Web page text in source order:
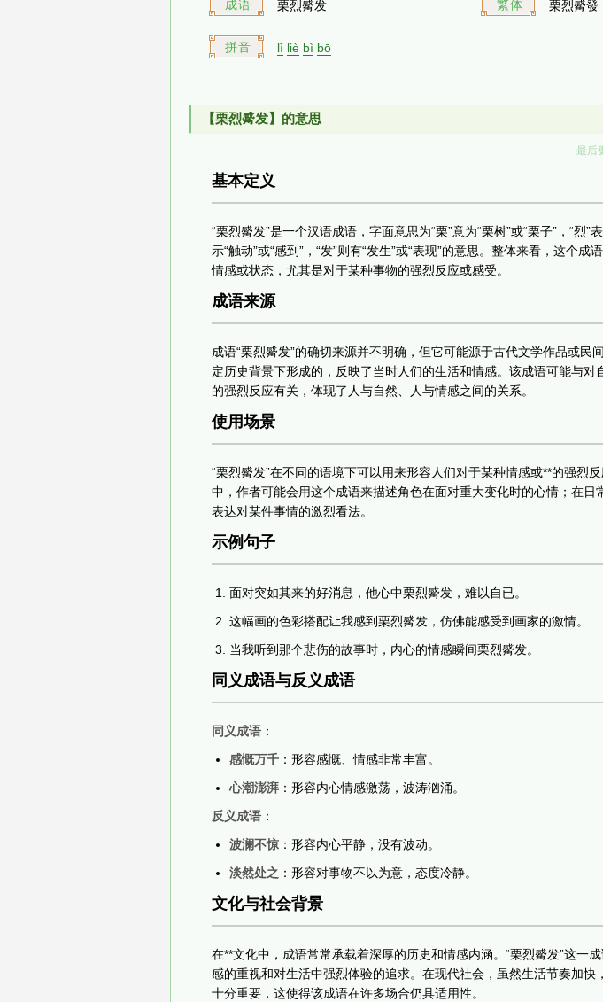
成语 栗烈觱发 繁体 栗烈觱發
拼音 lì liè bì bō
【栗烈觱发】的意思
最后
基本定义
“栗烈觱发”是一个汉语成语，字面意思为“栗”意为“栗树”或“栗子”，“烈”
示“触动”或“感到”，“发”则有“发生”或“表现”的意思。整体来看，这个成
情感或状态，尤其是对于某种事物的强烈反应或感受。
成语来源
成语“栗烈觱发”的确切来源并不明确，但它可能源于古代文学作品或民
定历史背景下形成的，反映了当时人们的生活和情感。该成语可能与对
的强烈反应有关，体现了人与自然、人与情感之间的关系。
使用场景
“栗烈觱发”在不同的语境下可以用来形容人们对于某种情感或**的强烈
中，作者可能会用这个成语来描述角色在面对重大变化时的心情；在日
表达对某件事情的激烈看法。
示例句子
面对突如其来的好消息，他心中栗烈觱发，难以自已。
这幅画的色彩搭配让我感到栗烈觱发，仿佛能感受到画家的激情。
当我听到那个悲伤的故事时，内心的情感瞬间栗烈觱发。
同义成语与反义成语
同义成语 ：
感慨万千 ：形容感慨、情感非常丰富。
心潮澎湃 ：形容内心情感激荡，波涛汹涌。
反义成语 ：
波澜不惊 ：形容内心平静，没有波动。
淡然处之 ：形容对事物不以为意，态度冷静。
文化与社会背景
在**文化中，成语常常承载着深厚的历史和情感内涵。“栗烈觱发”这一
感的重视和对生活中强烈体验的追求。在现代社会，虽然生活节奏加快
十分重要，这使得该成语在许多场合仍具适用性。